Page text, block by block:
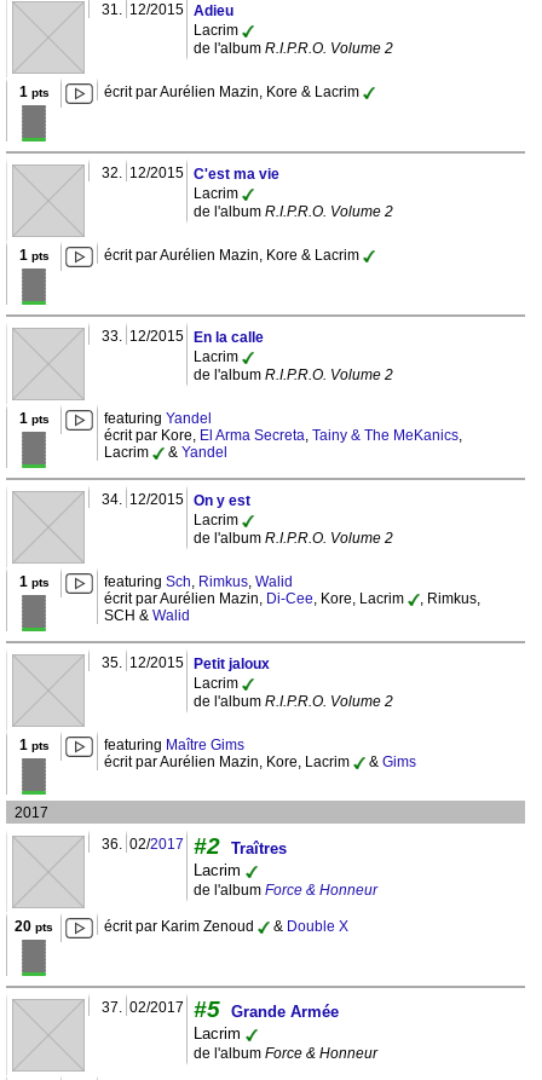
31. 12/2015 Adieu
Lacrim
de l'album R.I.P.R.O. Volume 2
1 pts écrit par Aurélien Mazin, Kore & Lacrim
32. 12/2015 C'est ma vie
Lacrim
de l'album R.I.P.R.O. Volume 2
1 pts écrit par Aurélien Mazin, Kore & Lacrim
33. 12/2015
En la calle
Lacrim
de l'album R.I.P.R.O. Volume 2
1 pts featuring Yandel
écrit par Kore, El Arma Secreta, Tainy & The MeKanics,
Lacrim
& Yandel
34. 12/2015 On y est
Lacrim
de l'album R.I.P.R.O. Volume 2
1 pts featuring Sch, Rimkus, Walid
écrit par Aurélien Mazin, Di-Cee, Kore, Lacrim
, Rimkus,
SCH & Walid
35. 12/2015
Petit jaloux
Lacrim
de l'album R.I.P.R.O. Volume 2
1 pts featuring Maître Gims
écrit par Aurélien Mazin, Kore, Lacrim
& Gims
2017
36. 02/2017 #2 Traîtres
Lacrim
de l'album Force & Honneur
20 pts écrit par Karim Zenoud & Double X
37. 02/2017 #5 Grande Armée
Lacrim
de l'album Force & Honneur